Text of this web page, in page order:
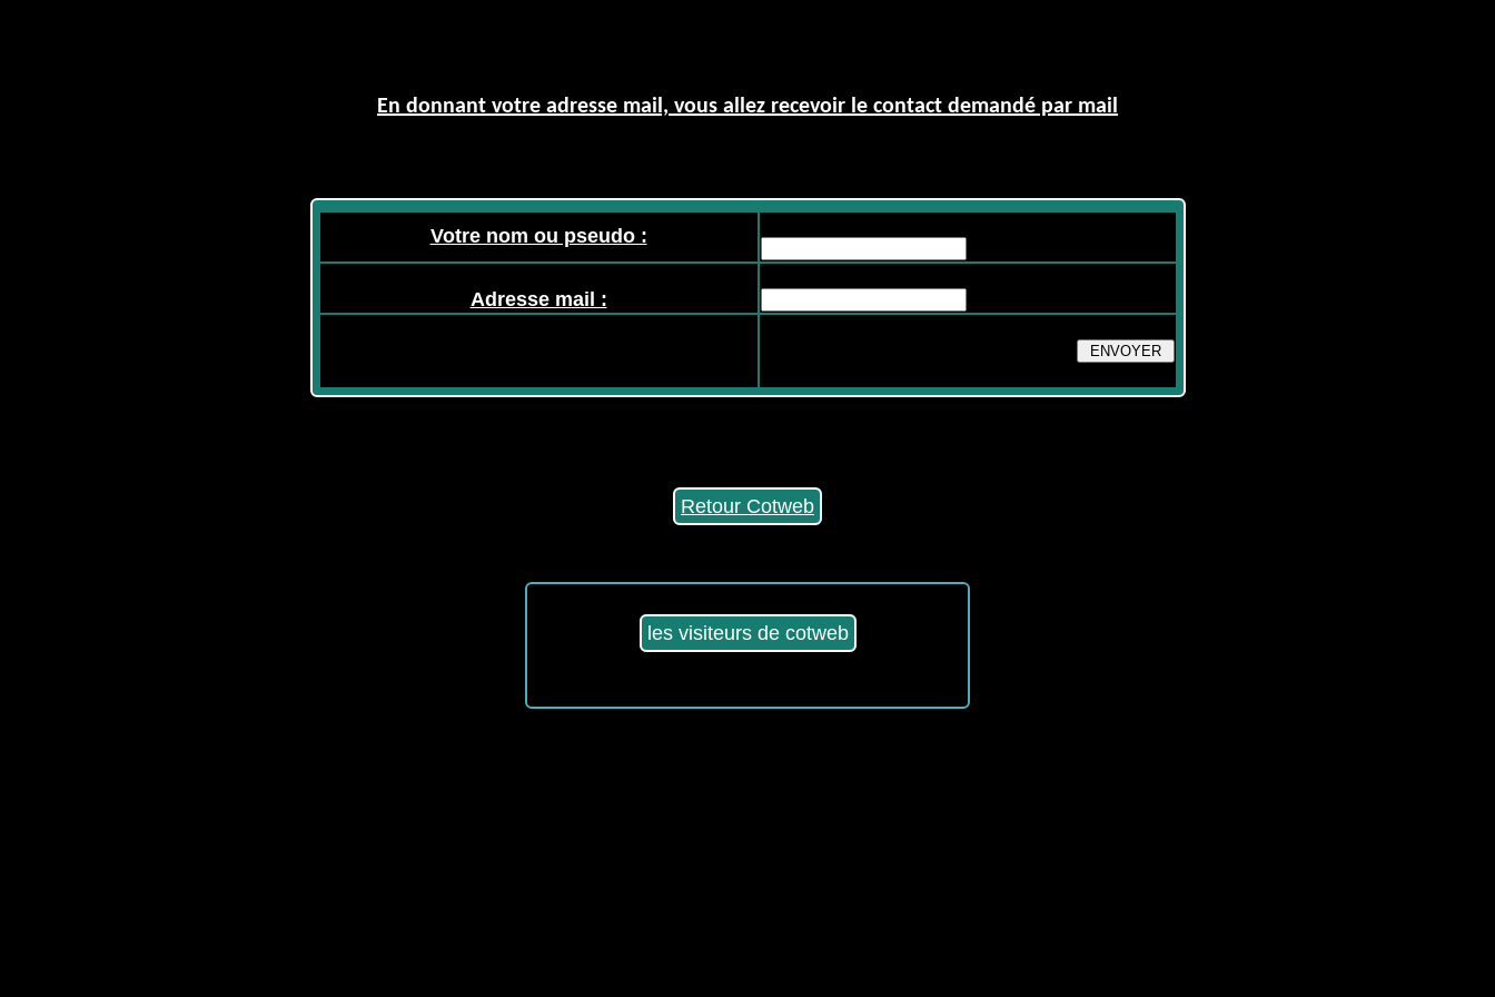
En donnant votre adresse mail, vous allez recevoir le contact demandé par mail
Votre nom ou pseudo :
Adresse mail :
Retour Cotweb
les visiteurs de cotweb